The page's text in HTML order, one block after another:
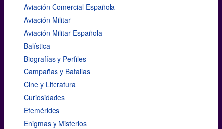
Aviación Comercial Española
Aviación Militar
Aviación Militar Española
Balística
Biografías y Perfiles
Campañas y Batallas
Cine y Literatura
Curiosidades
Efemérides
Enigmas y Misterios